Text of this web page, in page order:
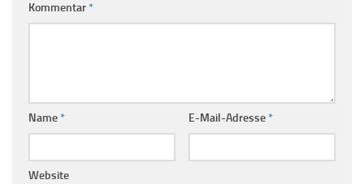
Kommentar*
Name* E-Mail-Adresse*
Website